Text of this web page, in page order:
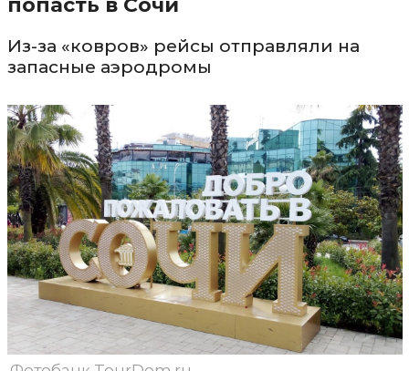
попасть в Сочи
Из-за «ковров» рейсы отправляли на
запасные аэродромы